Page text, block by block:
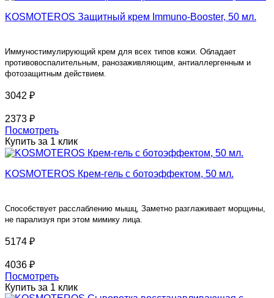
KOSMOTEROS Защитный крем Immuno-Booster, 50 мл.
Иммуностимулирующий крем для всех типов кожи. Обладает
противовоспалительным, ранозаживляющим, антиаллергенным и
фотозащитным действием.
3042 ₽
2373 ₽
Посмотреть
Купить за 1 клик
KOSMOTEROS Крем-гель с ботоэффектом, 50 мл.
Способствует расслаблению мышц, Заметно разглаживает морщины,
не парализуя при этом мимику лица.
5174 ₽
4036 ₽
Посмотреть
Купить за 1 клик